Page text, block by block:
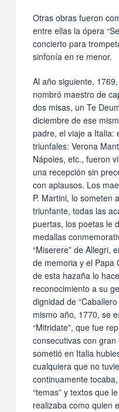
Otras obras fueron
entre ellas la ópera
concierto para
sinfonía en re menor.
Al año siguiente,
nombró maestro de
dos misas, un Te
diciembre de ese
padre, el viaje a Italia:
triunfales: Verona
Nápoles, etc., fueron
una recepción sin
con aplausos. Los
P. Martini, lo someten
triunfante, todas las
puertas, los poetas le
medallas
“Miserere” de Allegri,
de memoria y el Papa
de esta hazaña lo
reconocimiento a su
dignidad de
mismo año, 1770, se
“Mitridate”, que fue
consecutivas con
sometió en Italia
cualquiera que no
continuamente
“temas” y textos que
realizaba como quien